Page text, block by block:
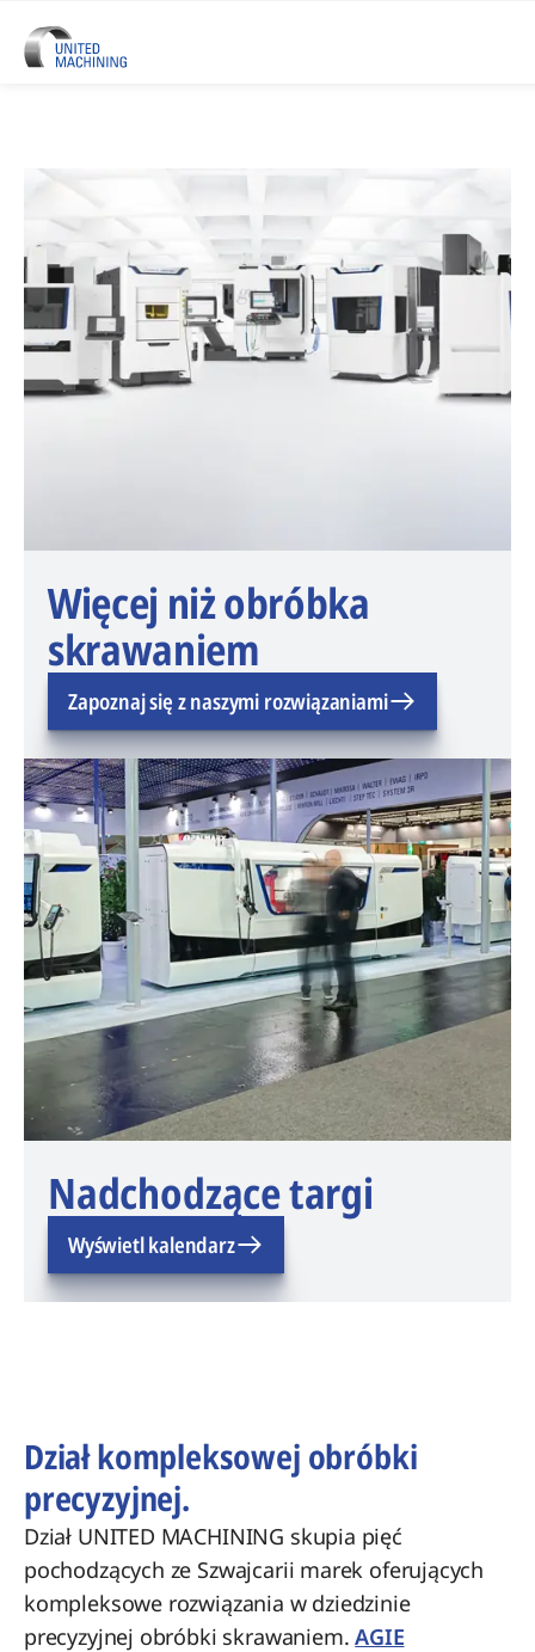
UNITED MACHINING – Sześć
Więcej niż obróbka
skrawaniem
Zapoznaj się z naszymi rozwiązaniami
Nadchodzące targi
Wyświetl kalendarz
Dział kompleksowej obróbki
precyzyjnej.
Dział UNITED MACHINING skupia pięć
pochodzących ze Szwajcarii marek oferujących
kompleksowe rozwiązania w dziedzinie
precyzyjnej obróbki skrawaniem.AGIE